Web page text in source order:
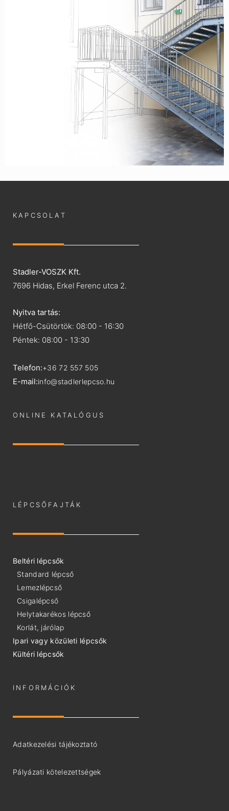
KAPCSOLAT
Stadler-VOSZK Kft.
7696 Hidas, Erkel Ferenc utca 2.
Nyitva tartás:
Hétfő-Csütörtök: 08:00 - 16:30
Péntek: 08:00 - 13:30
Telefon:+36 72 557 505
E-mail:info@stadlerlepcso.hu
ONLINE KATALÓGUS
LÉPCSŐFAJTÁK
Beltéri lépcsők
Standard lépcső
Lemezlépcső
Csigalépcső
Helytakarékos lépcső
Korlát, járólap
Ipari vagy közületi lépcsők
Kültéri lépcsők
INFORMÁCIÓK
Adatkezelési tájékoztató
Pályázati kötelezettségek